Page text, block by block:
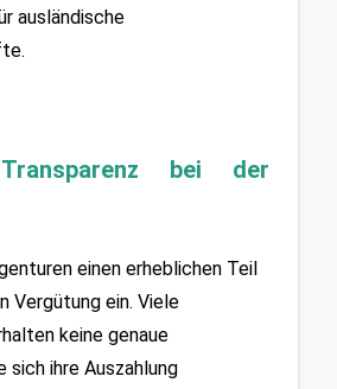
ausländische
bei der
einen erheblichen Teil
Vergütung ein. Viele
keine genaue
sich ihre Auszahlung